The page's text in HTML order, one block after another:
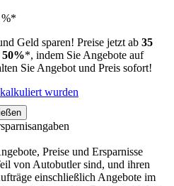
%*
Geld sparen! Preise jetzt ab 35
50%*, indem Sie Angebote auf
Sie Angebot und Preis sofort!
wurden
Preise und Ersparnisse
von Autobutler sind, und ihren
einschließlich Angebote im